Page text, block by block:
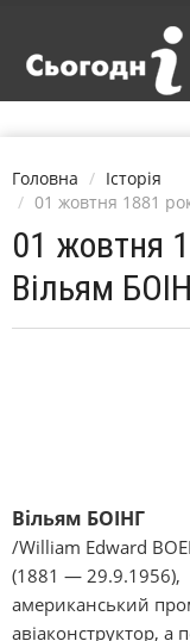
Головна
Історія
01 жовтня 1881
01 жовтня
Вільям
Вільям БОІНГ
/William Edward
(1881 — 29.9.1956),
американський
авіаконструктор, а